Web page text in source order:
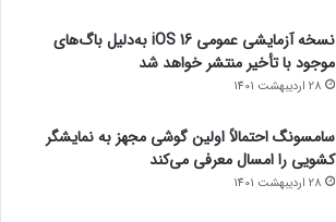
نسخه آزمایشی عمومی iOS 16 به‌دلیل باگ‌های
موجود با تأخیر منتشر خواهد شد
28 اردیبهشت 1401
سامسونگ احتمالاً اولین گوشی مجهز به نمایشگر
کشویی را امسال معرفی می‌کند
28 اردیبهشت 1401